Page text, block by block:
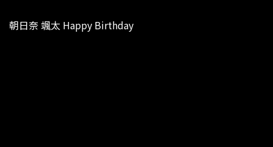
朝日奈 颯太 Happy Birthday